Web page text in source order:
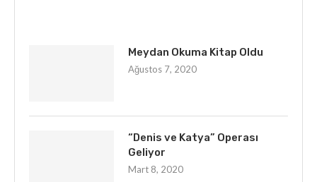
Meydan Okuma Kitap Oldu
Ağustos 7, 2020
“Denis ve Katya” Operası
Geliyor
Mart 8, 2020